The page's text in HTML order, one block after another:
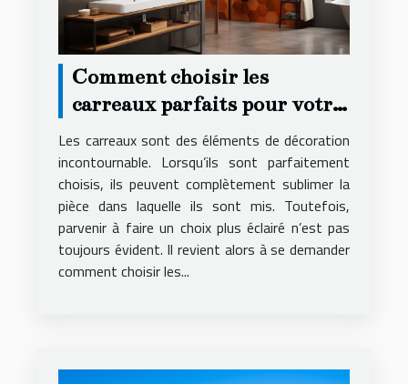
Comment choisir les
carreaux parfaits pour votre
décoration ?
Les carreaux sont des éléments de décoration
incontournable. Lorsqu’ils sont parfaitement
choisis, ils peuvent complètement sublimer la
pièce dans laquelle ils sont mis. Toutefois,
parvenir à faire un choix plus éclairé n’est pas
toujours évident. Il revient alors à se demander
comment choisir les...